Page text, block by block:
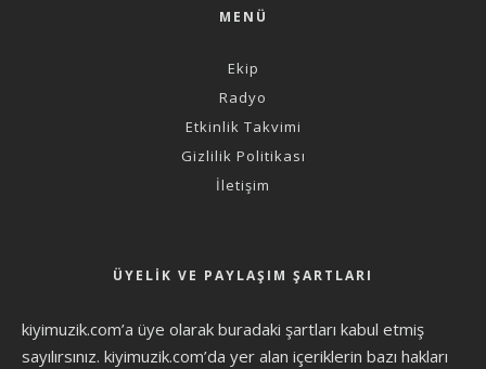
MENÜ
Ekip
Radyo
Etkinlik Takvimi
Gizlilik Politikası
İletişim
ÜYELIK VE PAYLAŞIM ŞARTLARI
kiyimuzik.com’a üye olarak buradaki şartları kabul etmiş
sayılırsınız. kiyimuzik.com’da yer alan içeriklerin bazı hakları